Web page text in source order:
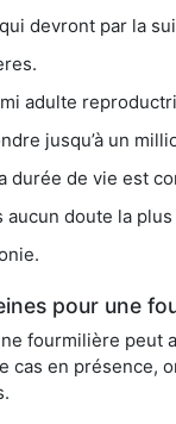
devront par la
adulte
jusqu’à un
durée de vie est
aucun doute la
pour une
fourmilière peut
cas en présence,